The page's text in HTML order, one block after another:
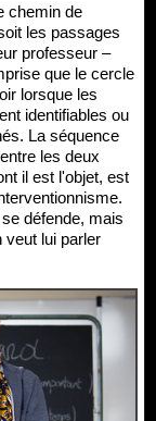
chemin de
les passages
professeur –
que le cercle
lorsque les
identifiables ou
La séquence
les deux
il est l'objet, est
défende, mais
veut lui parler